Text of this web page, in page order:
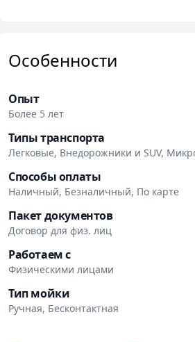
Особенности
Опыт
Более 5 лет
Типы транспорта
Легковые, Внедорожники и SUV,
Способы оплаты
Наличный, Безналичный, По карте
Пакет документов
Договор для физ. лиц
Работаем с
Физическими лицами
Тип мойки
Ручная, Бесконтактная